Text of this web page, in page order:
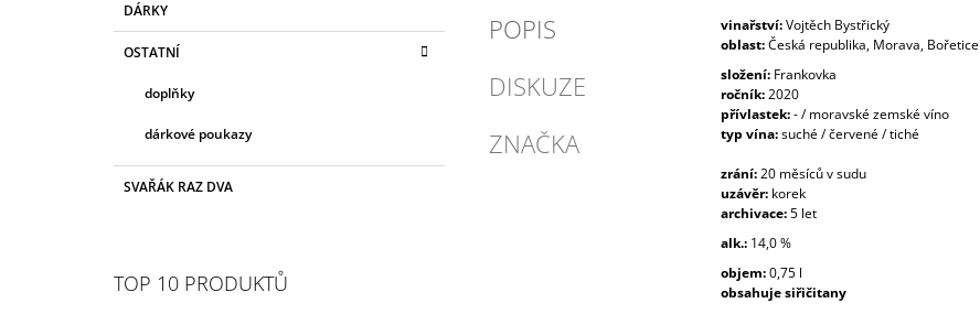
DÁRKY
OSTATNÍ
doplňky
dárkové poukazy
SVAŘÁK RAZ DVA
TOP 10 PRODUKTŮ
POPIS
DISKUZE
ZNAČKA
vinařství:Vojtěch Bystřický
oblast:Česká republika, Morava, Bořetice
složení:Frankovka
ročník:2020
přívlastek:- / moravské zemské víno
typ vína:suché / červené / tiché
zrání:20 měsíců v sudu
uzávěr:korek
archivace:5 let
alk.:14,0 %
objem:0,75 l
obsahuje siřičitany